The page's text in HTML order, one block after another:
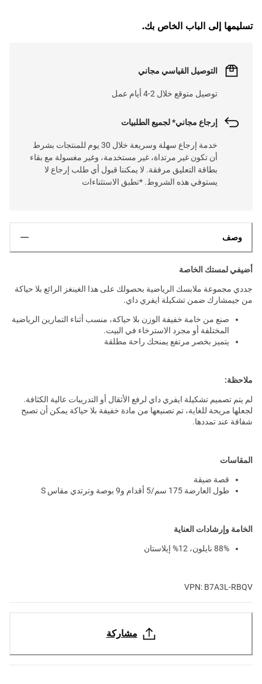
تسليمها إلى الباب الخاص بك.
التوصيل القياسي مجاني
توصيل متوقع خلال 2-4 أيام عمل
إرجاع مجاني* لجميع الطلبيات
خدمة إرجاع سهلة وسريعة خلال 30 يوم للمنتجات بشرط
أن تكون غير مرتداة، غير مستخدمة، وغير مغسولة مع بقاء
بطاقة التعليق مرفقة. لا يمكننا قبول أي طلب إرجاع لا
يستوفي هذه الشروط. *تطبق الاستثناءات
وصف
أضيفي لمستك الخاصة
جددي مجموعة ملابسك الرياضية بحصولك على هذا الغينغز الرائع بلا حياكة
من جيمشارك ضمن تشكيلة ايفري داي.
صنع من خامة خفيفة الوزن بلا حياكة، منسب أثناء التمارين الرياضية
المختلفة أو مجرد الاسترخاء في البيت.
يتميز بخصر مرتفع يمنحك راحة مطلقة
ملاحظة:
لم يتم تصميم تشكيلة ايفري داي لرفع الأثقال أو التدريبات عالية الكثافة.
لجعلها مريحة للغاية، تم تصنيعها من مادة خفيفة بلا حياكة يمكن أن تصبح
شفافة عند تمددها.
المقاسات
قصة ضيقة
طول العارضة 175 سم/5 أقدام و9 بوصة وترتدي مقاس S
الخامة وإرشادات العناية
88% نايلون، 12% إيلاستان
VPN: B7A3L-RBQV
مشاركة